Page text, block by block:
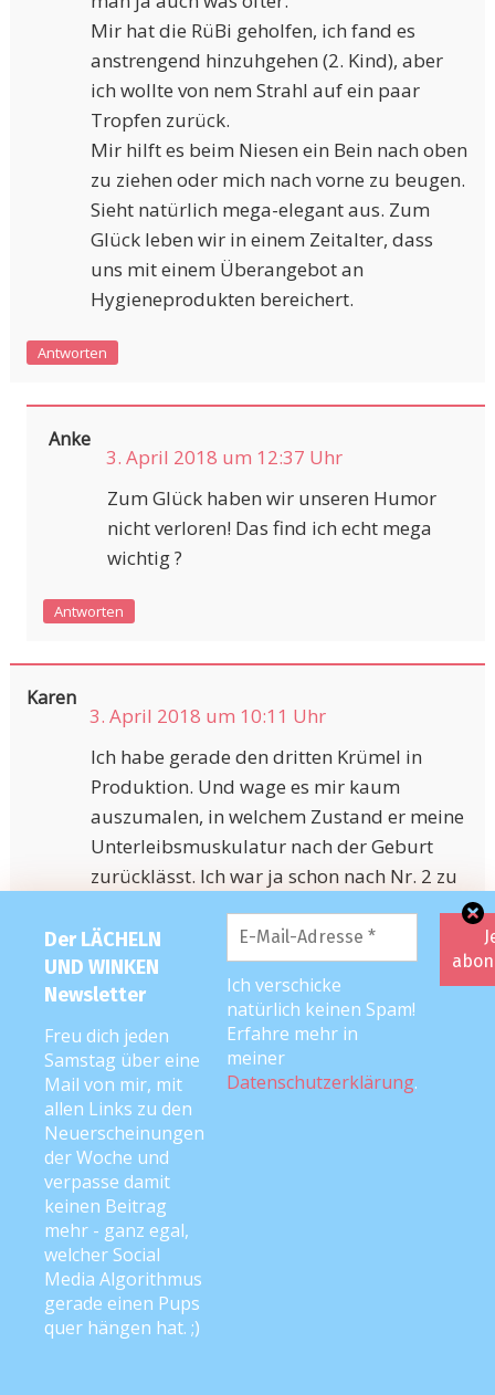
Der LÄCHELN
UND WINKEN
Newsletter
Freu dich jeden
Samstag über eine
Mail von mir, mit
allen Links zu den
Neuerscheinungen
der Woche und
verpasse damit
keinen Beitrag
mehr - ganz egal,
welcher Social
Media Algorithmus
gerade einen Pups
quer hängen hat. ;)
Ich verschicke
natürlich keinen Spam!
Erfahre mehr in
meiner
Datenschutzerklärung.
Mir hat die RüBi geholfen, ich fand es
anstrengend hinzuhgehen (2. Kind), aber
ich wollte von nem Strahl auf ein paar
Tropfen zurück.
Mir hilft es beim Niesen ein Bein nach oben
zu ziehen oder mich nach vorne zu beugen.
Sieht natürlich mega-elegant aus. Zum
Glück leben wir in einem Zeitalter, dass
uns mit einem Überangebot an
Hygieneprodukten bereichert.
Antworten
Anke
3. April 2018 um 12:37 Uhr
Zum Glück haben wir unseren Humor
nicht verloren! Das find ich echt mega
wichtig ?
Antworten
Karen
3. April 2018 um 10:11 Uhr
Ich habe gerade den dritten Krümel in
Produktion. Und wage es mir kaum
auszumalen, in welchem Zustand er meine
Unterleibsmuskulatur nach der Geburt
zurücklässt. Ich war ja schon nach Nr. 2 zu
irgendeinder Schindanstalt-
HEBAMMENPRAXIS zu gehen und dort
lächerliche Übungen zu machen….
Antworten
Anke
3. April 2018 um 10:41 Uhr
… und alleine bzw zuhause bekommt
man den Arsch einfach nicht hoch. Ich
kenn das ?
Antworten